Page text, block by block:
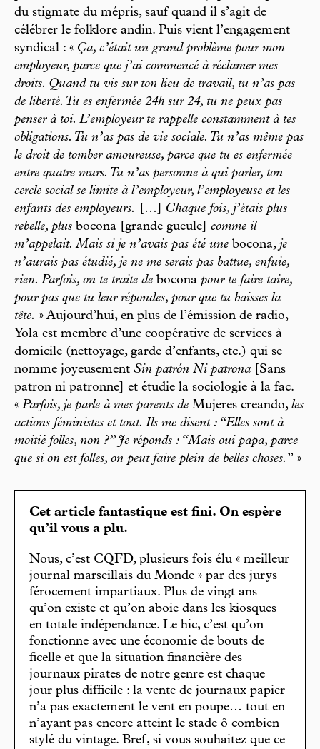
du stigmate du mépris, sauf quand il s’agit de
célébrer le folklore andin. Puis vient l’engagement
syndical : « Ça, c’était un grand problème pour mon
employeur, parce que j’ai commencé à réclamer mes
droits. Quand tu vis sur ton lieu de travail, tu n’as pas
de liberté. Tu es enfermée 24h sur 24, tu ne peux pas
penser à toi. L’employeur te rappelle constamment à tes
obligations. Tu n’as pas de vie sociale. Tu n’as même pas
le droit de tomber amoureuse, parce que tu es enfermée
entre quatre murs. Tu n’as personne à qui parler, ton
cercle social se limite à l’employeur, l’employeuse et les
enfants des employeurs.
[…] Chaque fois, j’étais plus
rebelle, plus bocona [grande gueule] comme il
m’appelait. Mais si je n’avais pas été une bocona, je
n’aurais pas étudié, je ne me serais pas battue, enfuie,
rien. Parfois, on te traite de bocona pour te faire taire,
pour pas que tu leur répondes, pour que tu baisses la
tête. » Aujourd’hui, en plus de l’émission de radio,
Yola est membre d’une coopérative de services à
domicile (nettoyage, garde d’enfants, etc.) qui se
nomme joyeusement Sin patrón Ni patrona [Sans
patron ni patronne] et étudie la sociologie à la fac.
« Parfois, je parle à mes parents de Mujeres creando, les
actions féministes et tout. Ils me disent : “Elles sont à
moitié folles, non ?” Je réponds : “Mais oui papa, parce
que si on est folles, on peut faire plein de belles choses. ” »
Cet article fantastique est fini. On espère
qu’il vous a plu.
Nous, c’est CQFD, plusieurs fois élu « meilleur
journal marseillais du Monde » par des jurys
férocement impartiaux. Plus de vingt ans
qu’on existe et qu’on aboie dans les kiosques
en totale indépendance. Le hic, c’est qu’on
fonctionne avec une économie de bouts de
ficelle et que la situation financière des
journaux pirates de notre genre est chaque
jour plus difficile : la vente de journaux papier
n’a pas exactement le vent en poupe… tout en
n’ayant pas encore atteint le stade ô combien
stylé du vintage. Bref, si vous souhaitez que ce